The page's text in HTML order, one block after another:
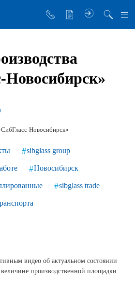
Новосибирск»
Новосибирск»
видео об актуальном состоянии
производственной площадки
sibglass group
Новосибирск
sibglass trade